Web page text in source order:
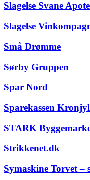
Slagelse Svane
Slagelse
Små Drømme
Sørby Gruppen
Spar Nord
Sparekassen
STARK
Strikkenet.dk
Symaskine Torvet –